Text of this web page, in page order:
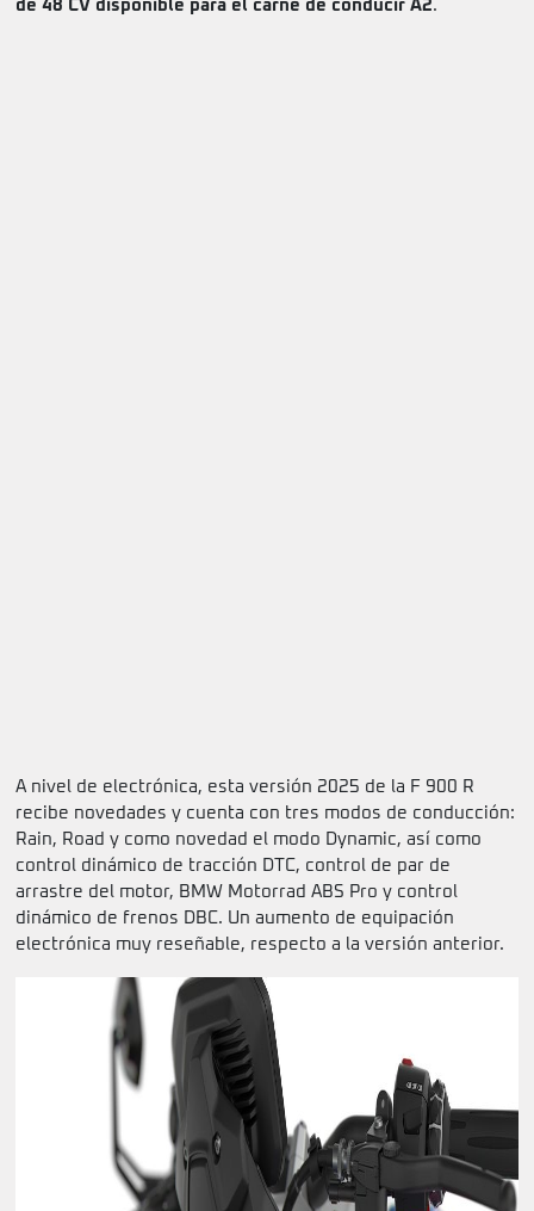
de 48 CV disponible para el carné de conducir A2.
A nivel de electrónica, esta versión 2025 de la F 900 R
recibe novedades y cuenta con tres modos de conducción:
Rain, Road y como novedad el modo Dynamic, así como
control dinámico de tracción DTC, control de par de
arrastre del motor, BMW Motorrad ABS Pro y control
dinámico de frenos DBC. Un aumento de equipación
electrónica muy reseñable, respecto a la versión anterior.